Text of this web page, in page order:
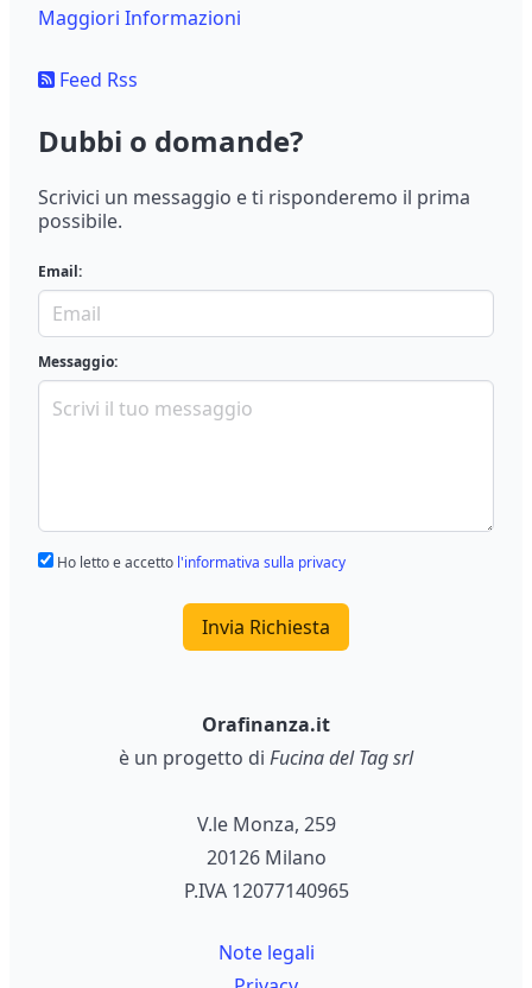
Maggiori Informazioni
Feed Rss
Dubbi o domande?
Scrivici un messaggio e ti risponderemo il prima
possibile.
Email:
Messaggio:
Ho letto e accetto l'informativa sulla privacy
Invia Richiesta
Orafinanza.it
è un progetto di Fucina del Tag srl
V.le Monza, 259
20126 Milano
P.IVA 12077140965
Note legali